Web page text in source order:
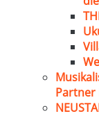
Partner